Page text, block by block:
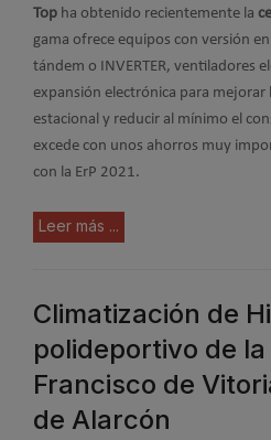
Top ha obtenido recientemente la
gama ofrece equipos con versión
tándem o INVERTER, ventiladores
expansión electrónica para mejorar
estacional y reducir al mínimo el
excede con unos ahorros muy
con la ErP 2021.
Leer más ...
Climatización de
polideportivo de
Francisco de
de Alarcón